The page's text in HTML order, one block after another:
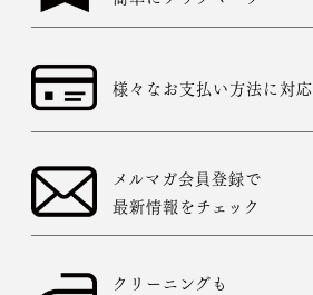
様々なお支払い方法に対応
メルマガ会員登録で
最新情報をチェック
クリーニングも